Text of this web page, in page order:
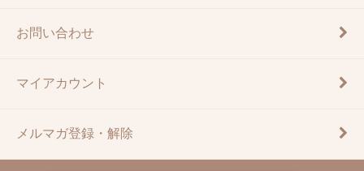
お問い合わせ
マイアカウント
メルマガ登録・解除